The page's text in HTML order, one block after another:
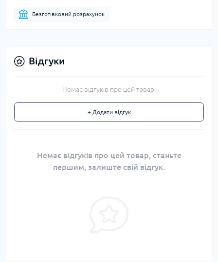
Безготівковий розрахунок
Відгуки
Немає відгуків про цей товар.
+ Додати відгук
Немає відгуків про цей товар, станьте
першим, залиште свій відгук.